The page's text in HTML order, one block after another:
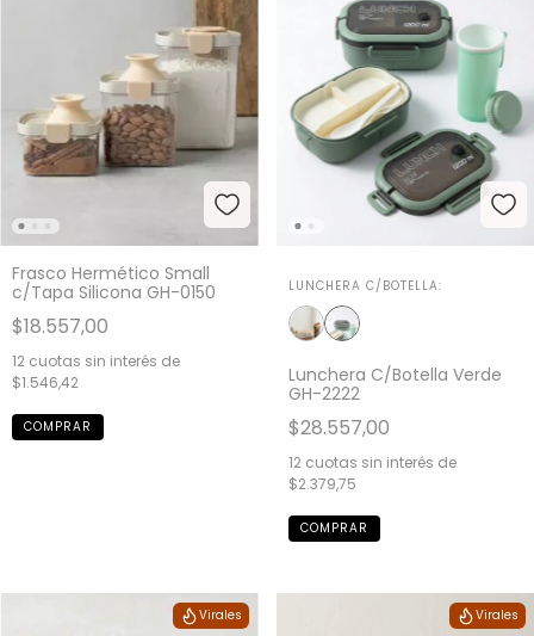
Frasco Hermético Small
c/Tapa Silicona GH-0150
$18.557,00
12 cuotas sin interés de
$1.546,42
LUNCHERA C/BOTELLA:
Lunchera C/Botella Verde
GH-2222
$28.557,00
12 cuotas sin interés de
$2.379,75
Virales Virales